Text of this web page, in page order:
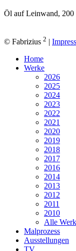
Öl auf Leinwand, 200
© Fabrizius 2 |
Home
Werke
2026
2025
2024
2023
2022
2021
2020
2019
2018
2017
2016
2014
2013
2012
2011
2010
Alle
Malprozess
Ausstellungen
TV